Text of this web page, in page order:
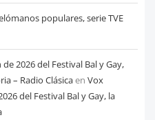
populares, serie TVE
2026 del Festival Bal y Gay,
– Radio Clásicaen Vox
del Festival Bal y Gay, la